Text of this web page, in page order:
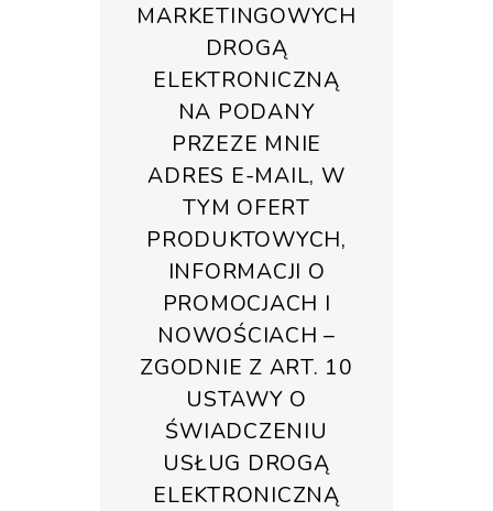
MARKETINGOWYCH
DROGĄ
ELEKTRONICZNĄ
NA PODANY
PRZEZE MNIE
ADRES E-MAIL, W
TYM OFERT
PRODUKTOWYCH,
INFORMACJI O
PROMOCJACH I
NOWOŚCIACH –
ZGODNIE Z ART. 10
USTAWY O
ŚWIADCZENIU
USŁUG DROGĄ
ELEKTRONICZNĄ